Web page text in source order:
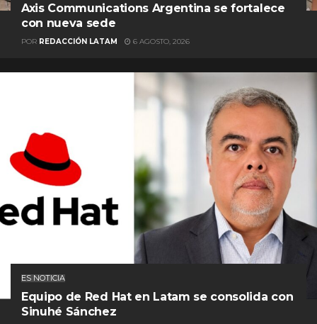
Axis Communications Argentina se fortalece
con nueva sede
POR REDACCIÓN LATAM 6 AGOSTO, 2026
ES NOTICIA
Equipo de Red Hat en Latam se consolida con
Sinuhé Sánchez